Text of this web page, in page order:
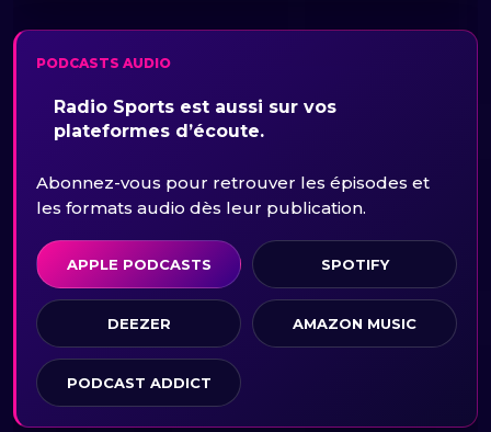
PODCASTS AUDIO
Radio Sports est aussi sur vos
plateformes d’écoute.
Abonnez-vous pour retrouver les épisodes et
les formats audio dès leur publication.
APPLE PODCASTS SPOTIFY
DEEZER AMAZON MUSIC
PODCAST ADDICT